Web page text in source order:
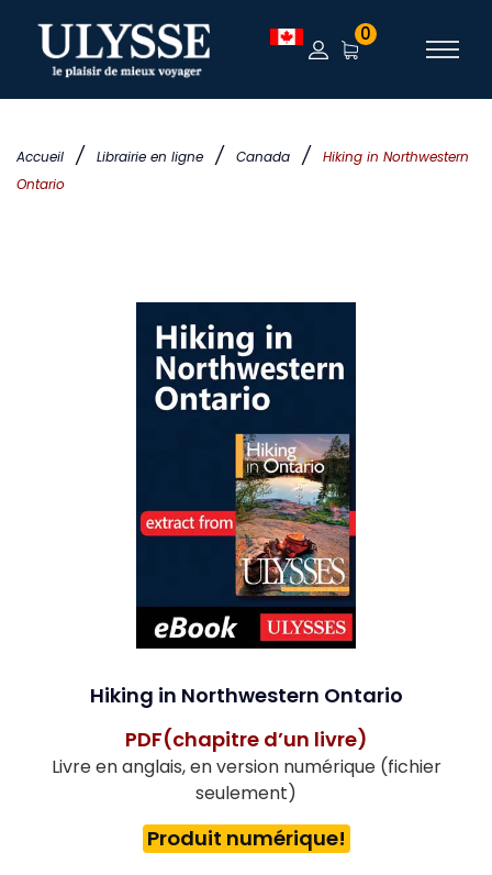
Accueil / Librairie en ligne / Canada /
Hiking in Northwestern
Ontario
0
Hiking in Northwestern Ontario
PDF(chapitre d’un livre)
Livre en anglais, en version numérique (fichier
seulement)
Produit numérique!